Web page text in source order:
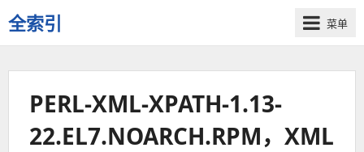
全索引
一
些
菜单
PERL-XML-XPATH-1.13-
22.EL7.NOARCH.RPM，XML